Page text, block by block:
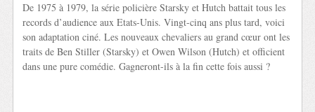
De 1975 à 1979, la série policière Starsky et Hutch battait tous les
records d’audience aux Etats-Unis. Vingt-cinq ans plus tard, voici
son adaptation ciné. Les nouveaux chevaliers au grand cœur ont les
traits de Ben Stiller (Starsky) et Owen Wilson (Hutch) et officient
dans une pure comédie. Gagneront-ils à la fin cette fois aussi ?